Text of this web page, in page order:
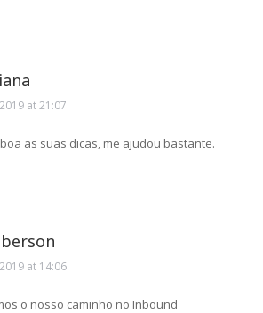
at 21:07
as suas dicas, me ajudou bastante.
at 14:06
o nosso caminho no Inbound